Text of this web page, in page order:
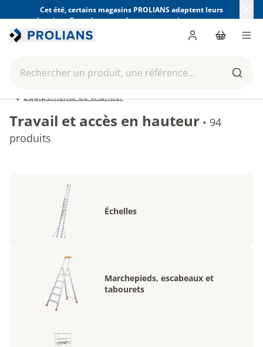
Cet été, certains magasins PROLIANS adaptent leurs
horaires. Consultez ceux de votre magasin avant votre
visite.
Rechercher un produit, une référence...
Panier
Équipements de chantier
Travail et accès en hauteur • 94
produits
Échelles
Marchepieds, escabeaux et
tabourets